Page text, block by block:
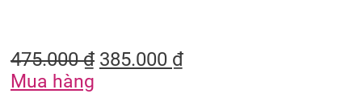
475.000₫ 385.000 ₫
Mua hàng